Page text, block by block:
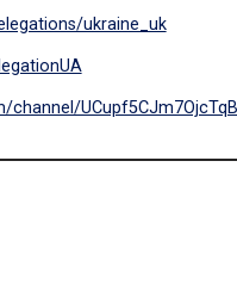
ukraine_uk